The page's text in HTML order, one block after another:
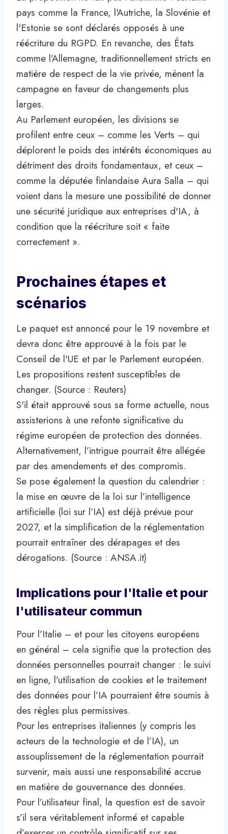
pays comme la France, l'Autriche, la Slovénie et
l'Estonie se sont déclarés opposés à une
réécriture du RGPD. En revanche, des États
comme l’Allemagne, traditionnellement stricts en
matière de respect de la vie privée, mènent la
campagne en faveur de changements plus
larges.
Au Parlement européen, les divisions se
profilent entre ceux – comme les Verts – qui
déplorent le poids des intérêts économiques au
détriment des droits fondamentaux, et ceux –
comme la députée finlandaise Aura Salla – qui
voient dans la mesure une possibilité de donner
une sécurité juridique aux entreprises d'IA, à
condition que la réécriture soit « faite
correctement ».
Prochaines étapes et
scénarios
Le paquet est annoncé pour le 19 novembre et
devra donc être approuvé à la fois par le
Conseil de l'UE et par le Parlement européen.
Les propositions restent susceptibles de
changer. (Source : Reuters)
S'il était approuvé sous sa forme actuelle, nous
assisterions à une refonte significative du
régime européen de protection des données.
Alternativement, l’intrigue pourrait être allégée
par des amendements et des compromis.
Se pose également la question du calendrier :
la mise en œuvre de la loi sur l’intelligence
artificielle (loi sur l’IA) est déjà prévue pour
2027, et la simplification de la réglementation
pourrait entraîner des dérapages et des
dérogations. (Source : ANSA.it)
Implications pour l'Italie et pour
l'utilisateur commun
Pour l’Italie – et pour les citoyens européens
en général – cela signifie que la protection des
données personnelles pourrait changer : le suivi
en ligne, l’utilisation de cookies et le traitement
des données pour l’IA pourraient être soumis à
des règles plus permissives.
Pour les entreprises italiennes (y compris les
acteurs de la technologie et de l’IA), un
assouplissement de la réglementation pourrait
survenir, mais aussi une responsabilité accrue
en matière de gouvernance des données.
Pour l’utilisateur final, la question est de savoir
s’il sera véritablement informé et capable